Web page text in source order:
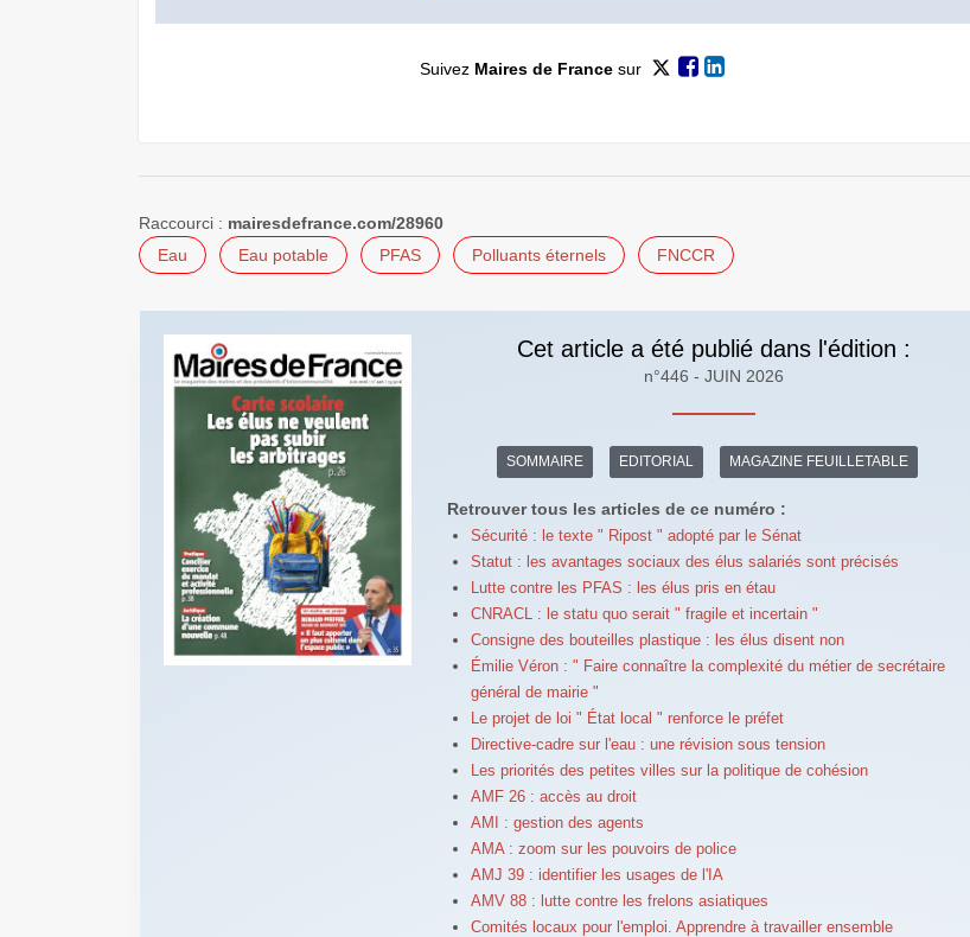
Suivez Maires de Francesur
Raccourci : mairesdefrance.com/28960
Eau
Eau potable PFAS Polluants éternels FNCCR
Cet article a été publié dans l'édition :
n°446 - JUIN 2026
SOMMAIRE EDITORIAL MAGAZINE FEUILLETABLE
Retrouver tous les articles de ce numéro :
Sécurité : le texte " Ripost " adopté par le Sénat
Statut : les avantages sociaux des élus salariés sont précisés
Lutte contre les PFAS : les élus pris en étau
CNRACL : le statu quo serait " fragile et incertain "
Consigne des bouteilles plastique : les élus disent non
Émilie Véron : " Faire connaître la complexité du métier de secrétaire
général de mairie "
Le projet de loi " État local " renforce le préfet
Directive-cadre sur l'eau : une révision sous tension
Les priorités des petites villes sur la politique de cohésion
AMF 26 : accès au droit
AMI : gestion des agents
AMA : zoom sur les pouvoirs de police
AMJ 39 : identifier les usages de l'IA
AMV 88 : lutte contre les frelons asiatiques
Comités locaux pour l'emploi. Apprendre à travailler ensemble